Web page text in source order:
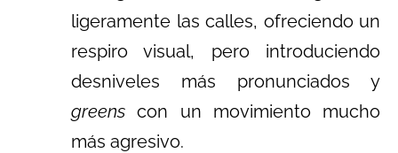
ligeramente las calles, ofreciendo un
respiro visual, pero introduciendo
desniveles más pronunciados y
greens con un movimiento mucho
más agresivo.